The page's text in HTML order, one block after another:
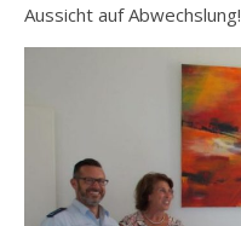
Aussicht auf Abwechslung!